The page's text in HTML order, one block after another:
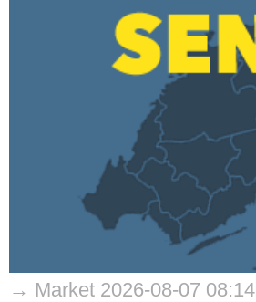
→ Market 2026-08-07 08:14